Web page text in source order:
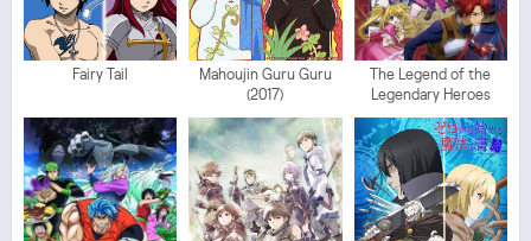
Fairy Tail
Mahoujin Guru Guru
(2017)
The Legend of the
Legendary Heroes